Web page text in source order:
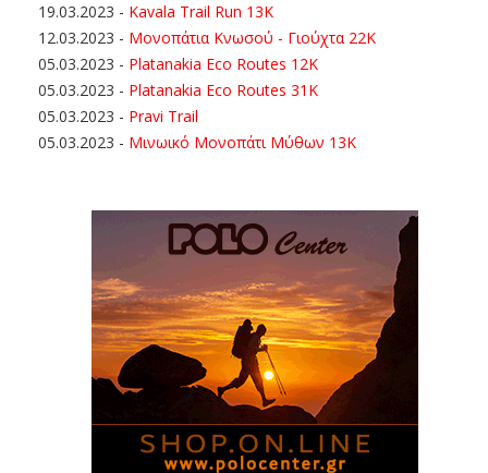
19.03.2023 - Kavala Trail Run 13K
12.03.2023 - Μονοπάτια Κνωσού - Γιούχτα 22Κ
05.03.2023 - Platanakia Eco Routes 12K
05.03.2023 - Platanakia Eco Routes 31K
05.03.2023 - Pravi Trail
05.03.2023 - Μινωικό Μονοπάτι Μύθων 13Κ